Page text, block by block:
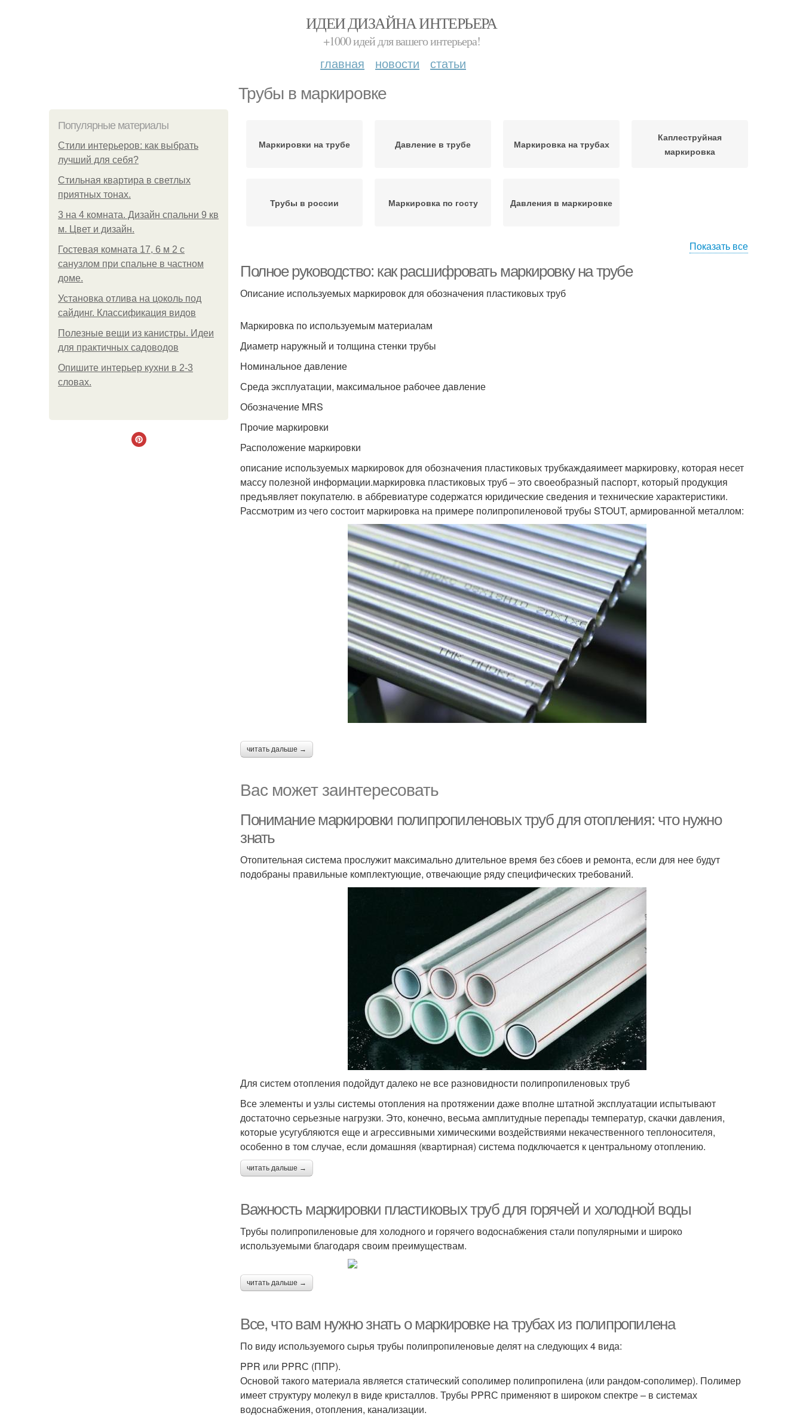
ИДЕИ ДИЗАЙНА ИНТЕРЬЕРА
+1000 идей для вашего интерьера!
главная новости статьи
Трубы в маркировке
Популярные материалы
Стили интерьеров: как выбрать
лучший для себя?
Стильная квартира в светлых
приятных тонах.
3 на 4 комната. Дизайн спальни 9 кв
м. Цвет и дизайн.
Гостевая комната 17, 6 м 2 с
санузлом при спальне в частном
доме.
Установка отлива на цоколь под
сайдинг. Классификация видов
Полезные вещи из канистры. Идеи
для практичных садоводов
Опишите интерьер кухни в 2-3
словах.
Маркировки на трубе Давление в трубе Маркировка на трубах
Каплеструйная
маркировка
Трубы в россии Маркировка по госту Давления в маркировке
Показать все
Полное руководство: как расшифровать маркировку на трубе
Описание используемых маркировок для обозначения пластиковых труб
Маркировка по используемым материалам
Диаметр наружный и толщина стенки трубы
Номинальное давление
Среда эксплуатации, максимальное рабочее давление
Обозначение MRS
Прочие маркировки
Расположение маркировки
описание используемых маркировок для обозначения пластиковых трубкаждаяимеет маркировку, которая несет
массу полезной информации.маркировка пластиковых труб – это своеобразный паспорт, который продукция
предъявляет покупателю. в аббревиатуре содержатся юридические сведения и технические характеристики.
Рассмотрим из чего состоит маркировка на примере полипропиленовой трубы STOUT, армированной металлом:
читать дальше →
Вас может заинтересовать
Понимание маркировки полипропиленовых труб для отопления: что нужно
знать
Отопительная система прослужит максимально длительное время без сбоев и ремонта, если для нее будут
подобраны правильные комплектующие, отвечающие ряду специфических требований.
Для систем отопления подойдут далеко не все разновидности полипропиленовых труб
Все элементы и узлы системы отопления на протяжении даже вполне штатной эксплуатации испытывают
достаточно серьезные нагрузки. Это, конечно, весьма амплитудные перепады температур, скачки давления,
которые усугубляются еще и агрессивными химическими воздействиями некачественного теплоносителя,
особенно в том случае, если домашняя (квартирная) система подключается к центральному отоплению.
читать дальше →
Важность маркировки пластиковых труб для горячей и холодной воды
Трубы полипропиленовые для холодного и горячего водоснабжения стали популярными и широко
используемыми благодаря своим преимуществам.
читать дальше →
Все, что вам нужно знать о маркировке на трубах из полипропилена
По виду используемого сырья трубы полипропиленовые делят на следующих 4 вида:
PPR или PPRС (ППР).
Основой такого материала является статический сополимер полипропилена (или рандом-сополимер). Полимер
имеет структуру молекул в виде кристаллов. Трубы PPRС применяют в широком спектре – в системах
водоснабжения, отопления, канализации.